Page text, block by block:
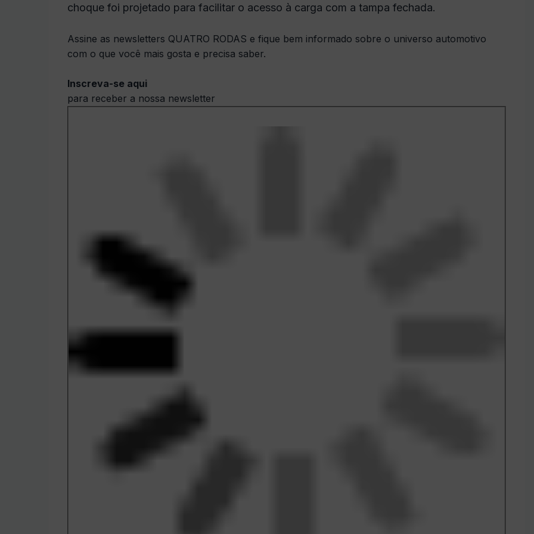
choque foi projetado para facilitar o acesso à carga com a tampa fechada.
Assine as newsletters QUATRO RODAS e fique bem informado sobre o universo automotivo
com o que você mais gosta e precisa saber.
Inscreva-se aqui
para receber a nossa newsletter